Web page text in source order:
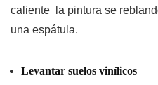
caliente la pintura se
una espátula.
Levantar suelos vinílicos